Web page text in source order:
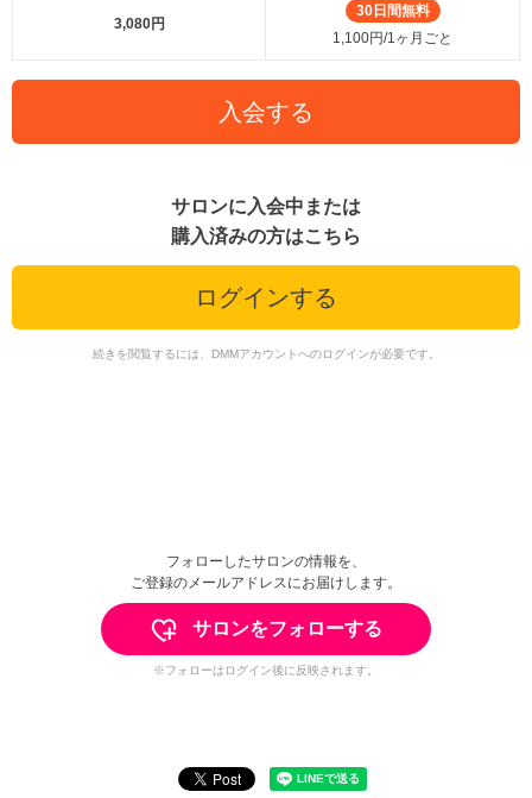
3,080円
30日間無料
1,100円/1ヶ月ごと
入会する
サロンに入会中または
購入済みの方はこちら
ログインする
続きを閲覧するには、DMMアカウントへのログインが必要です。
フォローしたサロンの情報を、
ご登録のメールアドレスにお届けします。
サロンをフォローする
※フォローはログイン後に反映されます。